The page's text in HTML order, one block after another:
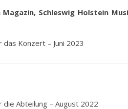
Magazin, Schleswig Holstein
Konzert – Juni 2023
die Abteilung – August 2022